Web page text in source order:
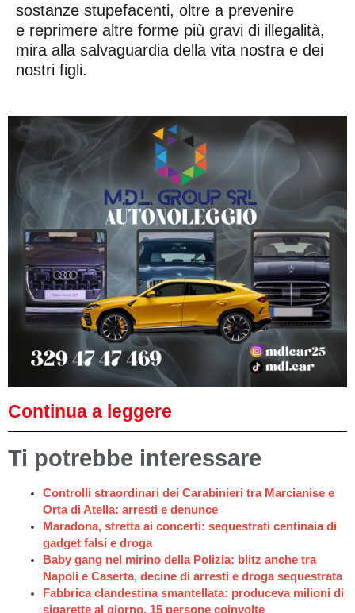
sostanze stupefacenti, oltre a prevenire
e reprimere altre forme più gravi di illegalità,
mira alla salvaguardia della vita nostra e dei
nostri figli.
Continua a leggere
Ti potrebbe interessare
Controlli straordinari dei Carabinieri tra Marcianise e
Orta di Atella: arresti e denunce
Maradona, stretta ai concerti: sequestrati centinaia di
gadget falsi e droga
Baby gang nel mirino della Polizia: blitz anche tra
Napoli e Caserta, decine di arresti e droga sequestrata
Fabbrica clandestina smantellata: produceva milioni di
sigarette al giorno, 15 persone coinvolte